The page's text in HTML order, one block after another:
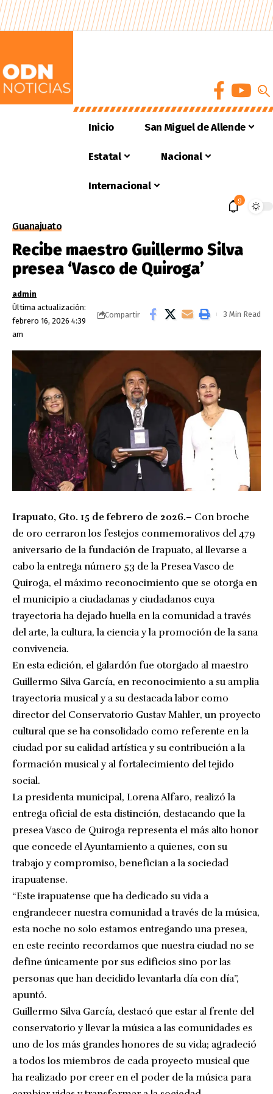
Inicio San Miguel de Allende
Estatal Nacional
Internacional
9
Guanajuato
Recibe maestro Guillermo Silva
presea ‘Vasco de Quiroga’
Última actualización:
febrero 16, 2026 4:39
am
admin
Compartir 3 Min Read
Irapuato, Gto. 15 de febrero de 2026.– Con broche
de oro cerraron los festejos conmemorativos del 479
aniversario de la fundación de Irapuato, al llevarse a
cabo la entrega número 53 de la Presea Vasco de
Quiroga, el máximo reconocimiento que se otorga en
el municipio a ciudadanas y ciudadanos cuya
trayectoria ha dejado huella en la comunidad a través
del arte, la cultura, la ciencia y la promoción de la sana
convivencia.
En esta edición, el galardón fue otorgado al maestro
Guillermo Silva García, en reconocimiento a su amplia
trayectoria musical y a su destacada labor como
director del Conservatorio Gustav Mahler, un proyecto
cultural que se ha consolidado como referente en la
ciudad por su calidad artística y su contribución a la
formación musical y al fortalecimiento del tejido
social.
La presidenta municipal, Lorena Alfaro, realizó la
entrega oficial de esta distinción, destacando que la
presea Vasco de Quiroga representa el más alto honor
que concede el Ayuntamiento a quienes, con su
trabajo y compromiso, benefician a la sociedad
irapuatense.
“Este irapuatense que ha dedicado su vida a
engrandecer nuestra comunidad a través de la música,
esta noche no solo estamos entregando una presea,
en este recinto recordamos que nuestra ciudad no se
define únicamente por sus edificios sino por las
personas que han decidido levantarla día con día”,
apuntó.
Guillermo Silva García, destacó que estar al frente del
conservatorio y llevar la música a las comunidades es
uno de los más grandes honores de su vida; agradeció
a todos los miembros de cada proyecto musical que
ha realizado por creer en el poder de la música para